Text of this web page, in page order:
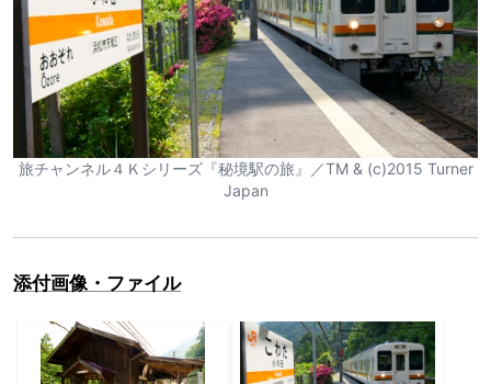
旅チャンネル４Ｋシリーズ『秘境駅の旅』／TM & (c)2015 Turner
Japan
添付画像・ファイル